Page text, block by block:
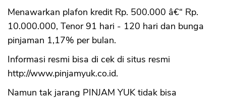
Menawarkan plafon kredit Rp. 500.000 â€“ Rp.
10.000.000, Tenor 91 hari - 120 hari dan bunga
pinjaman 1,17% per bulan.
Informasi resmi bisa di cek di situs resmi
http://www.pinjamyuk.co.id.
Namun tak jarang PINJAM YUK tidak bisa